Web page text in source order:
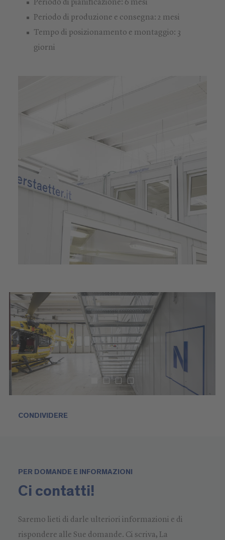
Periodo di pianificazione: 6 mesi
Periodo di produzione e consegna: 2 mesi
Tempo di posizionamento e montaggio: 3
giorni
CONDIVIDERE
PER DOMANDE E INFORMAZIONI
Ci contatti!
Saremo lieti di darle ulteriori informazioni e di
rispondere alle Sue domande. Ci scriva, La